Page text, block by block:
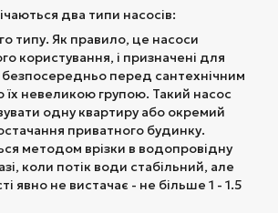
два типи насосів:
типу. Як правило, це насоси
користування, і призначені для
перед сантехнічним
їх невеликою групою. Такий насос
одну квартиру або окремий
приватного будинку.
методом врізки в водопровідну
коли потік води стабільний, але
явно не вистачає - не більше 1 - 1.5